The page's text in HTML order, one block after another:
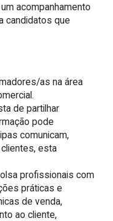
acompanhamento
candidatos que
as na área
de partilhar
pode
comunicam,
esta
profissionais com
práticas e
de venda,
ao cliente,